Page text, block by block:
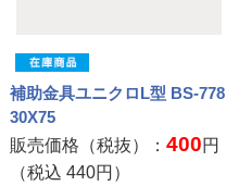
補助金具ユニクロL型 BS-778
30X75
販売価格（税抜）： 400円
（税込 440円）